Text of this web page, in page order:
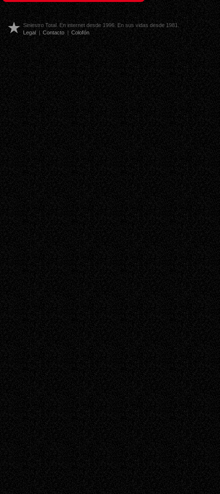
Siniestro Total. En internet desde 1996. En sus vidas desde 1981.
Legal | Contacto | Colofón